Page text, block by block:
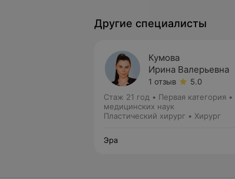
Другие специалисты
Кумова
Ирина Валерьевна
1 отзыв
5.0
Стаж 21 год • Первая категория •
медицинских наук
Пластический хирург • Хирург
Эра